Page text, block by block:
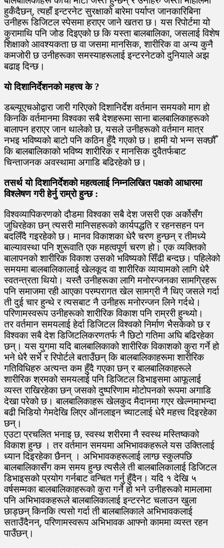
हुर्कँदैछन्, त्यहाँ इन्टरनेट सुरक्षाको बारेमा पर्याप्त जानकारिबिना
उनीहरू डिजिटल स्पेसमा हराएर जाने खतरा छ। यस रिपोर्टमा यो
कुरामाथि पनि जोड दिइएको छ कि यस्ता बालबालिका, जसलाई विशेष
शिक्षाको आवश्यकता छ वा जसमा मानसिक, शारीरिक वा अन्य कुनै
कमजोरी छ उनीहरूका समस्याहरूलाई इन्टरनेटको दुनियाले अझ
बढाइ दिन्छ।
याे दिशानिर्देशनको महत्त्व के ?
डब्ल्यूएचओद्वारा जारी गरिएको दिशानिर्देश वर्तमान समयको माग हो
किनकि वर्तमानमा विश्वका सबै देशहरूमा साना बालबालिकाहरूको
बालापन हराएर जान थालेको छ, यसले उनीहरूको वर्तमान मात्र
नभइ भविष्यकाे बाटो पनि कठिन हुँदै गएको छ। हामी यो भन्न सक्छौँ
कि बालबालिकाको भविष्य शारीरिक र मानसिक दुवैतर्फबाट
चिन्ताजनक अवस्थामा अगाडि बढिरहेको छ।
तसर्थ यो दिशानिर्देशको महत्वलाई निम्नलिखित पक्षको आधारमा
विश्लेषण गरी हेर्नु राम्रो हुन्छ :
विश्वव्यापिकरणको दौडमा विश्वका सबै देश जसरी एक अर्कोसँग
जुधिरहेका छन् त्यसरी मानिसहरूको कार्यपद्धति र रहनसहन पन
बदलिँदै गइरहेको छ। मानव विकाशका धेरै चरण हुन्छन् र तीमध्ये
बाल्यावस्था पनि शुरूवाति एक महत्वपूर्ण चरण हो। एक व्यक्तिको
बालापनको शारीरिक विकाश उसको भविष्यको सिँढी बन्दछ। पहिलेको
समयमा बालबालिकालाई खेलकूद वा शारीरिक व्यायामको लागि धेरै
स्वतन्त्रता थियो। यस्तै उनीहरूका लागि मनोरन्जनका सामग्रिहरू
पनि समाजमा रही आएका परम्परागत खेल सामग्री नै थिए जसले गर्दा
ती दुई चार हुन्थे र त्यसबाट नै उनीहरू मनोरन्जन लिने गर्दथे।
परिणामस्वरूप उनीहरूको शारीरिक विकाश पनि राम्ररी हुन्थ्यो।
तर वर्तमान समयलाई हेर्दा डिजिटल विश्वको निर्माण भैसकेको छ र
विश्वका सबै देश डिजिटलिकरणतर्फ नै छिटो गतिमा अघि बढिरहेका
छन्। यस युगमा यदि बालबालिकाको शारीरिक विकाशको कुरा गर्ने हो
भने धेरै सर्भे र रिपोर्टले बताउँछन् कि बालबालिकाहरूमा शारीरिक
गतिविधिहरु अत्यन्त कम हुँदै गएका छन् र बालबालिकाहरूले
शारीरिक श्रमको समयलाई पनि डिजिटल डिभाइसमा आफूलाई
व्यस्त राखिरहेका छन् जसको दुष्परिणाम मोटोपनको रूपमा अगाडि
देखा परेको छ। बालबालिकाहरू खेलकुद मैदानमा गएर खेल्नमाभन्दा
बढी भिडियो गेमदेखि लिएर ऑनलाइन च्याटलाई धेरै महत्त्व दिइरहेका
छन्।
एउटा प्रचलित भनाइ छ, स्वस्थ शरीरमा नै स्वस्थ मस्तिष्कको
विकाश हुन्छ । तर वर्तमान समयमा अभिभावकहरूले यस उक्तिलाई
ध्यान दिइरहेका छैनन् । अभिभावकहरूलाई लाग्छ स्कुलपछि
बालबालिकासँग कम समय हुन्छ त्यसैले ती बालबालिकालाई डिजिटल
डिभाइसको प्रयोग गर्नबाट वन्चित गर्नु हुँदैन। यदि १ देखि ५
वर्षसम्मका बालबालिकाहरूको कुरा गर्ने हो भने उनीहरूको मामलामा
पनि अभिभावकहरूले बालबालिकालाई इन्टरनेट चलाउन खुला
छाड्छन् किनकि त्यसो गर्दा ती बालबालिकाले अभिभावकलाई
सताउँदैनन्, परिणामस्वरूप अभिभावक आफ्नो काममा व्यस्त रहन
पाउँछन्।